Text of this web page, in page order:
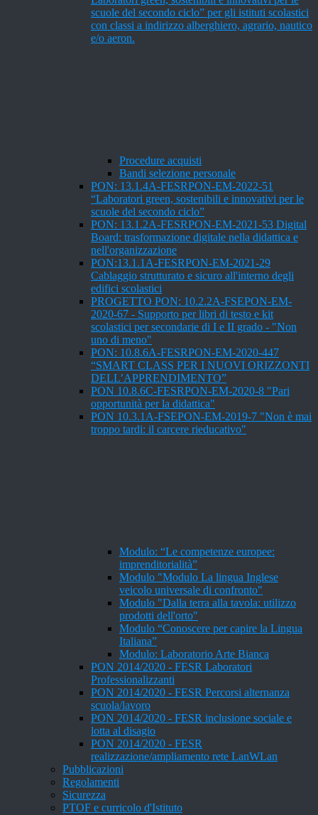
scuole del secondo ciclo” per gli istituti scolastici
con classi a indirizzo alberghiero, agrario, nautico
e/o aeron.
Procedure acquisti
Bandi selezione personale
PON: 13.1.4A-FESRPON-EM-2022-51
“Laboratori green, sostenibili e innovativi per le
scuole del secondo ciclo”
PON: 13.1.2A-FESRPON-EM-2021-53 Digital
Board: trasformazione digitale nella didattica e
nell'organizzazione
PON:13.1.1A-FESRPON-EM-2021-29
Cablaggio strutturato e sicuro all'interno degli
edifici scolastici
PROGETTO PON: 10.2.2A-FSEPON-EM-
2020-67 - Supporto per libri di testo e kit
scolastici per secondarie di I e II grado - "Non
uno di meno"
PON: 10.8.6A-FESRPON-EM-2020-447
“SMART CLASS PER I NUOVI ORIZZONTI
DELL’APPRENDIMENTO”
PON 10.8.6C-FESRPON-EM-2020-8 "Pari
opportunità per la didattica"
PON 10.3.1A-FSEPON-EM-2019-7 "Non è mai
troppo tardi: il carcere rieducativo"
Modulo: “Le competenze europee:
imprenditorialità”
Modulo "Modulo La lingua Inglese
veicolo universale di confronto"
Modulo "Dalla terra alla tavola: utilizzo
prodotti dell'orto"
Modulo “Conoscere per capire la Lingua
Italiana”
Modulo: Laboratorio Arte Bianca
PON 2014/2020 - FESR Laboratori
Professionalizzanti
PON 2014/2020 - FESR Percorsi alternanza
scuola/lavoro
PON 2014/2020 - FESR inclusione sociale e
lotta al disagio
PON 2014/2020 - FESR
realizzazione/ampliamento rete LanWLan
Pubblicazioni
Regolamenti
Sicurezza
PTOF e curricolo d'Istituto